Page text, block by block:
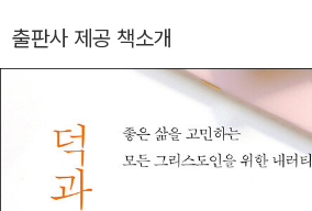
22년에는 미국 기독교윤리학회(The
ics)에서 공로상을 수상했다. 그는 신학
서 사회 문제들을 조망하며, 정치 철학,
명 윤리, 의료 윤리, 교회론, 공동체성 등
적 대안을 제시해 왔다. 그의 사상은 이
실제 교회와 공동체 생활, 나아가 사회
적 가면을 벗어라』(복 있는 사람), 『영광의
밀』(비아토르) 등이 있다. 2009년
한국판) 번역가 대상’과 2014년 한국기
의 역자상’을 수상했다.
출판사 제공 책소개